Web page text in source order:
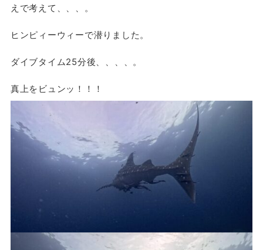
えで考えて、、、。
ヒンピィーウィーで潜りました。
ダイブタイム25分後、、、、。
真上をビュンッ！！！